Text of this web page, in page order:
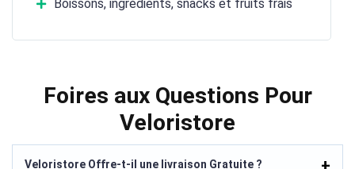
Boissons, ingrédients, snacks et fruits frais
Foires aux Questions Pour
Veloristore
Veloristore Offre-t-il une livraison Gratuite ?